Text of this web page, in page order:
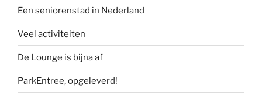
Een seniorenstad in Nederland
Veel activiteiten
De Lounge is bijna af
ParkEntree, opgeleverd!